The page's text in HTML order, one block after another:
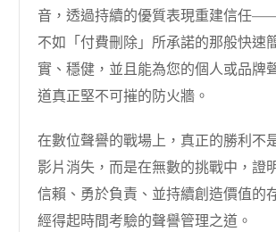
音，透過持續的優質表現重建信任
不如「付費刪除」所承諾的那般快速
實、穩健，並且能為您的個人或品牌
道真正堅不可摧的防火牆。
在數位聲譽的戰場上，真正的勝利不
影片消失，而是在無數的挑戰中，證
信賴、勇於負責、並持續創造價值的
經得起時間考驗的聲譽管理之道。